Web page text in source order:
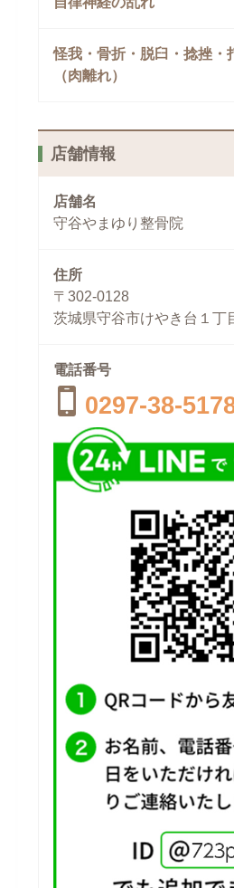
怪我・骨折・脱臼・捻挫・
（肉離れ）
店舗情報
店舗名
守谷やまゆり整骨院
住所
〒302-0128
茨城県守谷市けやき台１丁
電話番号
0297-38-